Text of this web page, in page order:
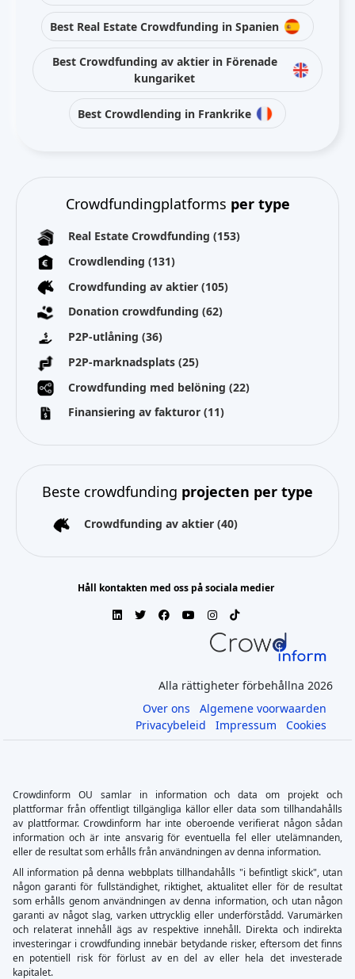
Best Real Estate Crowdfunding in Spanien
Best Crowdfunding av aktier in Förenade
kungariket
Best Crowdlending in Frankrike
Crowdfundingplatforms per type
Real Estate Crowdfunding (153)
Crowdlending (131)
Crowdfunding av aktier (105)
Donation crowdfunding (62)
P2P-utlåning (36)
P2P-marknadsplats (25)
Crowdfunding med belöning (22)
Finansiering av fakturor (11)
Beste crowdfunding projecten per type
Crowdfunding av aktier (40)
Håll kontakten med oss på sociala medier
Alla rättigheter förbehållna 2026
Over ons
Algemene voorwaarden
Privacybeleid
Impressum Cookies
Crowdinform OU samlar in information och data om projekt och
plattformar från offentligt tillgängliga källor eller data som tillhandahålls
av plattformar. Crowdinform har inte oberoende verifierat någon sådan
information och är inte ansvarig för eventuella fel eller utelämnanden,
eller de resultat som erhålls från användningen av denna information.
All information på denna webbplats tillhandahålls "i befintligt skick", utan
någon garanti för fullständighet, riktighet, aktualitet eller för de resultat
som erhålls genom användningen av denna information, och utan någon
garanti av något slag, varken uttrycklig eller underförstådd. Varumärken
och relaterat innehåll ägs av respektive innehåll. Direkta och indirekta
investeringar i crowdfunding innebär betydande risker, eftersom det finns
en potentiell risk för förlust av en del av eller hela det investerade
kapitalet.